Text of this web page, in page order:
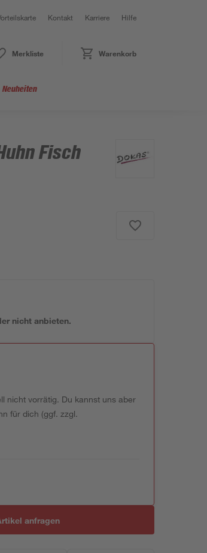
Kontakt Karriere Hilfe
Merkliste Warenkorb
Fisch
nicht anbieten.
nicht vorrätig. Du kannst uns aber
für dich (ggf. zzgl.
anfragen